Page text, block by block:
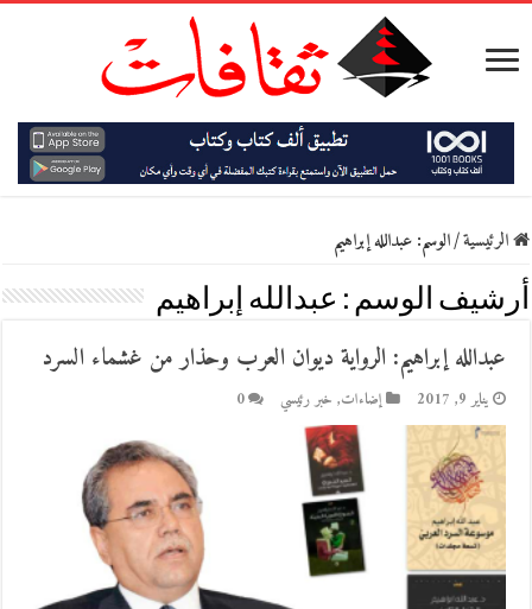
الرئيسية/الوسم:عبدالله إبراهيم
أرشيف الوسم : عبدالله إبراهيم
عبدالله إبراهيم: الرواية ديوان العرب وحذار من غشماء السرد
يناير 9, 2017 إضاءات, خبر رئيسي 0